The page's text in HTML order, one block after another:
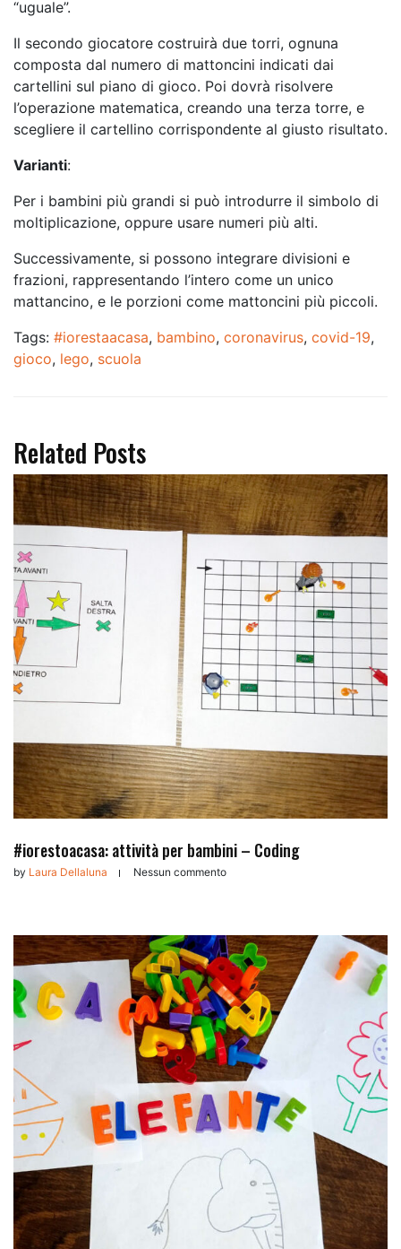
“uguale”.
Il secondo giocatore costruirà due torri, ognuna
composta dal numero di mattoncini indicati dai
cartellini sul piano di gioco. Poi dovrà risolvere
l’operazione matematica, creando una terza torre, e
scegliere il cartellino corrispondente al giusto risultato.
Varianti:
Per i bambini più grandi si può introdurre il simbolo di
moltiplicazione, oppure usare numeri più alti.
Successivamente, si possono integrare divisioni e
frazioni, rappresentando l’intero come un unico
mattancino, e le porzioni come mattoncini più piccoli.
Tags: #iorestaacasa, bambino, coronavirus, covid-19,
gioco, lego, scuola
Related Posts
#iorestoacasa: attività per bambini – Coding
by Laura Dellaluna Nessun commento